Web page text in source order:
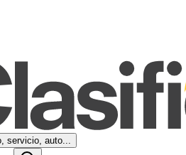
servicio, auto...